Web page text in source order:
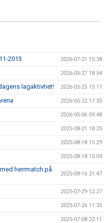
2013 2026-07-21 15:38
2026-05-27 18:54
lagaktivtiet! 2026-05-25 15:17
2026-05-22 17:35
2026-05-06 09:48
2025-08-21 18:25
2025-08-18 15:29
2025-08-18 10:09
herrmatch på
2025-08-16 21:47
2025-07-29 12:27
2025-07-26 11:35
2025-07-08 22:11